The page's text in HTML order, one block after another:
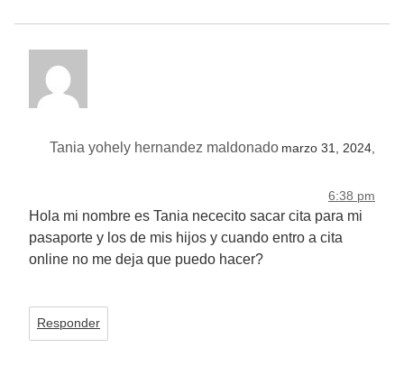
Tania yohely hernandez maldonado marzo 31, 2024,
6:38 pm
Hola mi nombre es Tania nececito sacar cita para mi
pasaporte y los de mis hijos y cuando entro a cita
online no me deja que puedo hacer?
Responder